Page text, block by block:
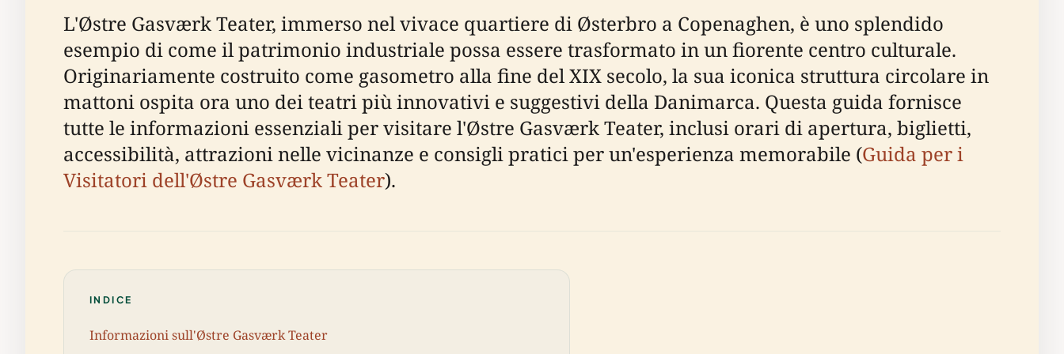
L'Østre Gasværk Teater, immerso nel vivace quartiere di Østerbro a Copenaghen, è uno splendido
esempio di come il patrimonio industriale possa essere trasformato in un fiorente centro culturale.
Originariamente costruito come gasometro alla fine del XIX secolo, la sua iconica struttura circolare in
mattoni ospita ora uno dei teatri più innovativi e suggestivi della Danimarca. Questa guida fornisce
tutte le informazioni essenziali per visitare l'Østre Gasværk Teater, inclusi orari di apertura, biglietti,
accessibilità, attrazioni nelle vicinanze e consigli pratici per un'esperienza memorabile (Guida per i
Visitatori dell'Østre Gasværk Teater).
INDICE
Informazioni sull'Østre Gasværk Teater